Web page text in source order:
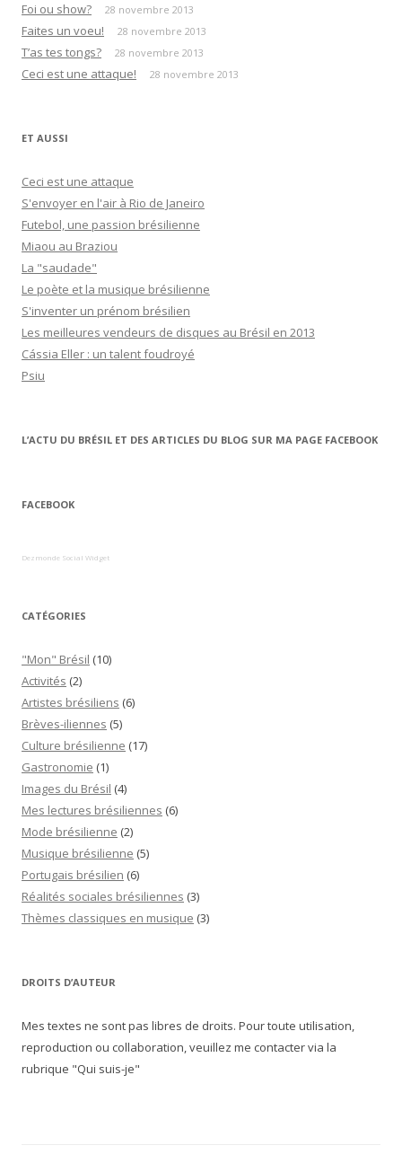
Foi ou show? 28 novembre 2013
Faites un voeu! 28 novembre 2013
T’as tes tongs? 28 novembre 2013
Ceci est une attaque! 28 novembre 2013
ET AUSSI
Ceci est une attaque
S'envoyer en l'air à Rio de Janeiro
Futebol, une passion brésilienne
Miaou au Braziou
La "saudade"
Le poète et la musique brésilienne
S'inventer un prénom brésilien
Les meilleures vendeurs de disques au Brésil en 2013
Cássia Eller : un talent foudroyé
Psiu
L’ACTU DU BRÉSIL ET DES ARTICLES DU BLOG SUR MA PAGE FACEBOOK
FACEBOOK
Dezmonde Social Widget
CATÉGORIES
"Mon" Brésil (10)
Activités (2)
Artistes brésiliens (6)
Brèves-iliennes (5)
Culture brésilienne (17)
Gastronomie (1)
Images du Brésil (4)
Mes lectures brésiliennes (6)
Mode brésilienne (2)
Musique brésilienne (5)
Portugais brésilien (6)
Réalités sociales brésiliennes (3)
Thèmes classiques en musique (3)
DROITS D’AUTEUR
Mes textes ne sont pas libres de droits. Pour toute utilisation,
reproduction ou collaboration, veuillez me contacter via la
rubrique "Qui suis-je"